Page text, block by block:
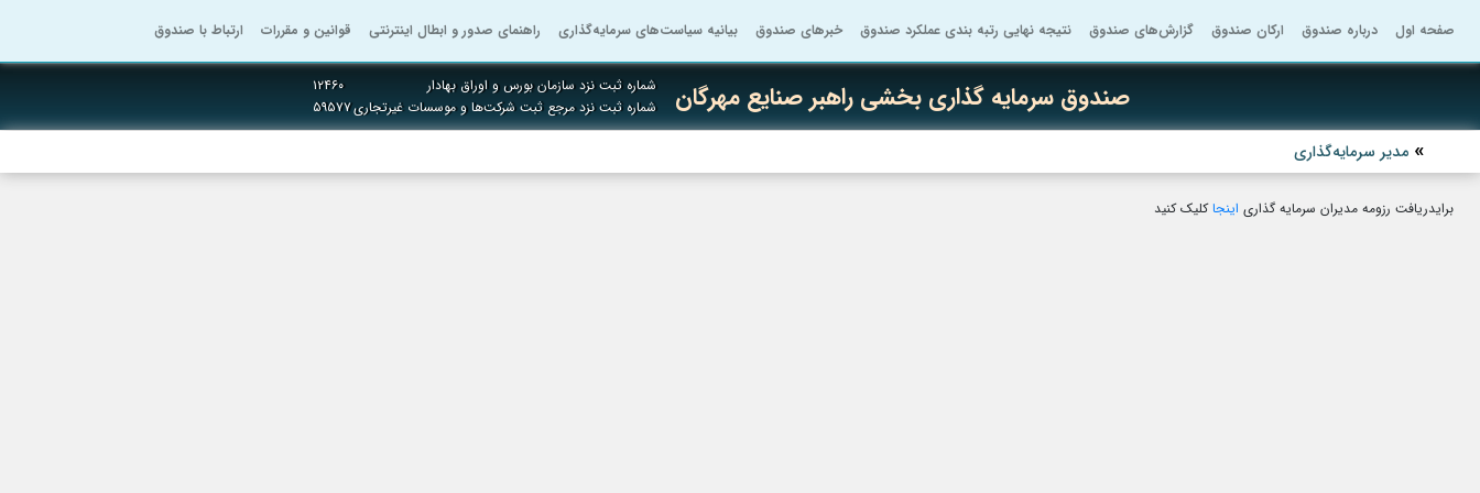
صفحه اول درباره صندوق ارکان صندوق گزارش‌های صندوق نتیجه نهایی رتبه بندی عملکرد صندوق خبرهای صندوق بیانیه سیاست‌های سرمایه‌گذاری راهنمای صدور و ابطال اینترنتی قوانین و مقررات ارتباط با صندوق
صندوق سرمایه گذاری بخشی راهبر صنایع مهرگان شماره ثبت نزد سازمان بورس و اوراق بهادار
۱۲۴۶۰
شماره ثبت نزد مرجع ثبت شرکت‌ها و موسسات غیرتجاری۵۹۵۷۷
مدیر سرمایه‌گذاری
برایدریافت رزومه مدیران سرمایه گذاری اینجاکلیک کنید